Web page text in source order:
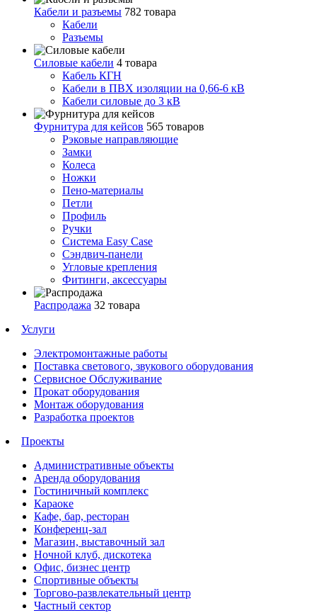
Кабели и разъемы 782 товара
Кабели
Разъемы
Силовые кабели 4 товара
Кабель КГН
Кабели в ПВХ изоляции на 0,66-6 кВ
Кабели силовые до 3 кВ
Фурнитура для кейсов 565 товаров
Рэковые направляющие
Замки
Колеса
Ножки
Пено-материалы
Петли
Профиль
Ручки
Система Easy Case
Сэндвич-панели
Угловые крепления
Фитинги, аксессуары
Распродажа 32 товара
Услуги
Электромонтажные работы
Поставка светового, звукового оборудования
Сервисное Обслуживание
Прокат оборудования
Монтаж оборудования
Разработка проектов
Проекты
Административные объекты
Аренда оборудования
Гостиничный комплекс
Караоке
Кафе, бар, ресторан
Конференц-зал
Магазин, выставочный зал
Ночной клуб, дискотека
Офис, бизнес центр
Спортивные объекты
Торгово-развлекательный центр
Частный сектор